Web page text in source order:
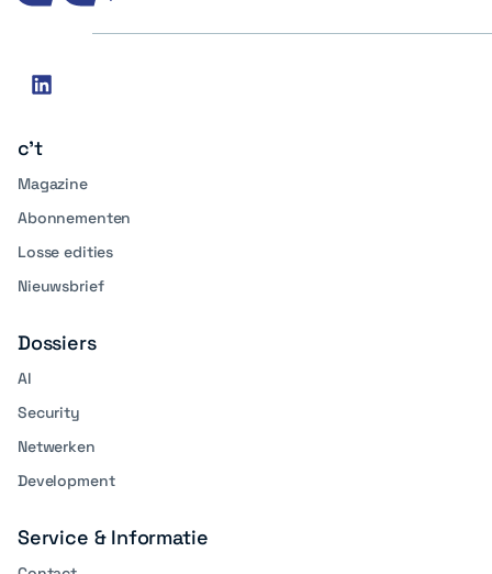
Social
linkedin
c't
Magazine
Abonnementen
Losse edities
Nieuwsbrief
Dossiers
AI
Security
Netwerken
Development
Service & Informatie